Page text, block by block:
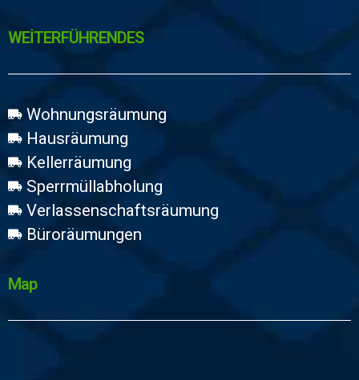
WEİTERFÜHRENDES
Wohnungsräumung
Hausräumung
Kellerräumung
Sperrmüllabholung
Verlassenschaftsräumung
Büroräumungen
Map